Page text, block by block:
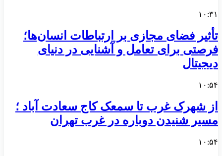
۱۰:۳۱
تأثیر فضای مجازی بر ارتباطات انسان‌ها؛
فرصتی برای تعامل و آشنایی در دنیای
دیجیتال
۱۰:۵۴
از شهرک غرب تا سمعک کاج سعادت آباد ؛
مسیر شنیدن دوباره در غرب تهران
۱۰:۵۴